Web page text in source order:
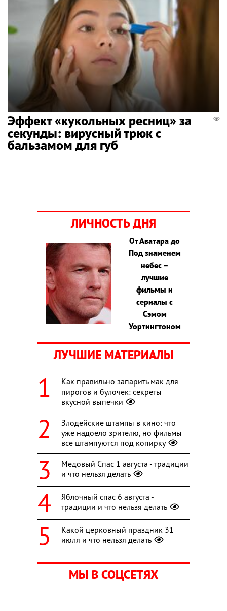
Эффект «кукольных ресниц» за
секунды: вирусный трюк с
бальзамом для губ
ЛИЧНОСТЬ ДНЯ
От Аватара до
Под знаменем
небес –
лучшие
фильмы и
сериалы с
Сэмом
Уортингтоном
ЛУЧШИЕ МАТЕРИАЛЫ
Как правильно запарить мак для
пирогов и булочек: секреты
вкусной выпечки
Злодейские штампы в кино: что
уже надоело зрителю, но фильмы
все штампуются под копирку
Медовый Спас 1 августа - традиции
и что нельзя делать
Яблочный спас 6 августа -
традиции и что нельзя делать
Какой церковный праздник 31
июля и что нельзя делать
МЫ В СОЦСЕТЯХ